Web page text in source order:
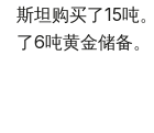
斯坦购买了15吨
了6吨黄金储备。